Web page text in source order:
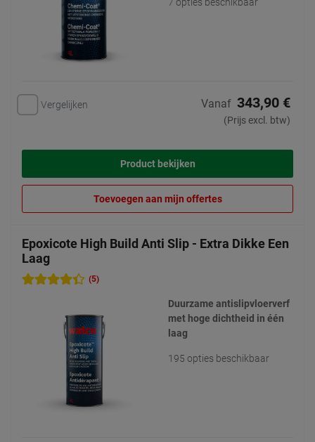
Vergelijken Vanaf 343,90 €
(Prijs excl. btw)
Product bekijken
Toevoegen aan mijn offertes
Epoxicote High Build Anti Slip - Extra Dikke Een
Laag
(5)
Duurzame antislipvloerverf
met hoge dichtheid in één
laag
195 opties beschikbaar